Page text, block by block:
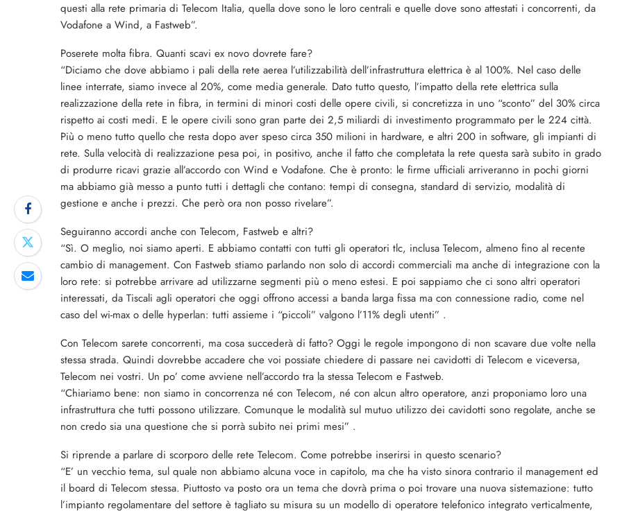
questi alla rete primaria di Telecom Italia, quella dove sono le loro centrali e quelle dove sono attestati i concorrenti, da
Vodafone a Wind, a Fastweb”.
Poserete molta fibra. Quanti scavi ex novo dovrete fare?
“Diciamo che dove abbiamo i pali della rete aerea l’utilizzabilità dell’infrastruttura elettrica è al 100%. Nel caso delle
linee interrate, siamo invece al 20%, come media generale. Dato tutto questo, l’impatto della rete elettrica sulla
realizzazione della rete in fibra, in termini di minori costi delle opere civili, si concretizza in uno “sconto” del 30% circa
rispetto ai costi medi. E le opere civili sono gran parte dei 2,5 miliardi di investimento programmato per le 224 città.
Più o meno tutto quello che resta dopo aver speso circa 350 milioni in hardware, e altri 200 in software, gli impianti di
rete. Sulla velocità di realizzazione pesa poi, in positivo, anche il fatto che completata la rete questa sarà subito in grado
di produrre ricavi grazie all’accordo con Wind e Vodafone. Che è pronto: le firme ufficiali arriveranno in pochi giorni
ma abbiamo già messo a punto tutti i dettagli che contano: tempi di consegna, standard di servizio, modalità di
gestione e anche i prezzi. Che però ora non posso rivelare”.
Seguiranno accordi anche con Telecom, Fastweb e altri?
“Sì. O meglio, noi siamo aperti. E abbiamo contatti con tutti gli operatori tlc, inclusa Telecom, almeno fino al recente
cambio di management. Con Fastweb stiamo parlando non solo di accordi commerciali ma anche di integrazione con la
loro rete: si potrebbe arrivare ad utilizzarne segmenti più o meno estesi. E poi sappiamo che ci sono altri operatori
interessati, da Tiscali agli operatori che oggi offrono accessi a banda larga fissa ma con connessione radio, come nel
caso del wi-max o delle hyperlan: tutti assieme i “piccoli” valgono l’11% degli utenti” .
Con Telecom sarete concorrenti, ma cosa succederà di fatto? Oggi le regole impongono di non scavare due volte nella
stessa strada. Quindi dovrebbe accadere che voi possiate chiedere di passare nei cavidotti di Telecom e viceversa,
Telecom nei vostri. Un po’ come avviene nell’accordo tra la stessa Telecom e Fastweb.
“Chiariamo bene: non siamo in concorrenza né con Telecom, né con alcun altro operatore, anzi proponiamo loro una
infrastruttura che tutti possono utilizzare. Comunque le modalità sul mutuo utilizzo dei cavidotti sono regolate, anche se
non credo sia una questione che si porrà subito nei primi mesi” .
Si riprende a parlare di scorporo delle rete Telecom. Come potrebbe inserirsi in questo scenario?
“E’ un vecchio tema, sul quale non abbiamo alcuna voce in capitolo, ma che ha visto sinora contrario il management ed
il board di Telecom stessa. Piuttosto va posto ora un tema che dovrà prima o poi trovare una nuova sistemazione: tutto
l’impianto regolamentare del settore è tagliato su misura su un modello di operatore telefonico integrato verticalmente,